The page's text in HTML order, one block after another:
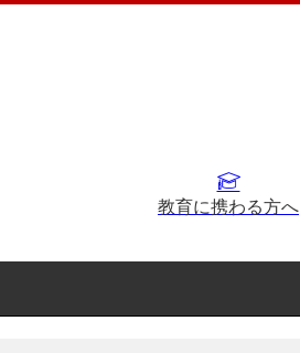
教育に携わる方へ